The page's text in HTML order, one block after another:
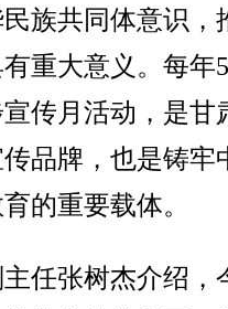
族共同体意识，
重大意义。每年
传月活动，是甘
品牌，也是铸牢
的重要载体。
张树杰介绍，